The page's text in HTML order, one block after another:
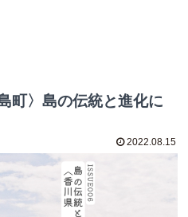
町〉島の伝統と進化に
2022.08.15